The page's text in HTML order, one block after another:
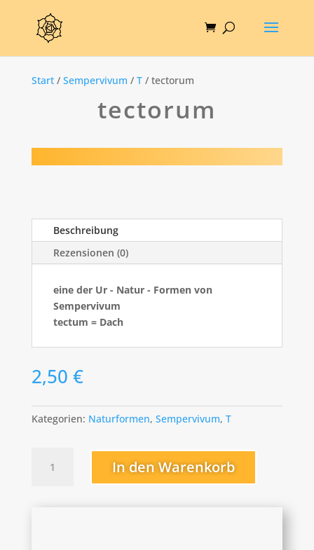
Start/ Sempervivum / T/ tectorum
tectorum
Beschreibung
Rezensionen (0)
eine der Ur - Natur - Formen von
Sempervivum
tectum = Dach
2,50 €
Kategorien: Naturformen, Sempervivum, T
Menge
In den Warenkorb